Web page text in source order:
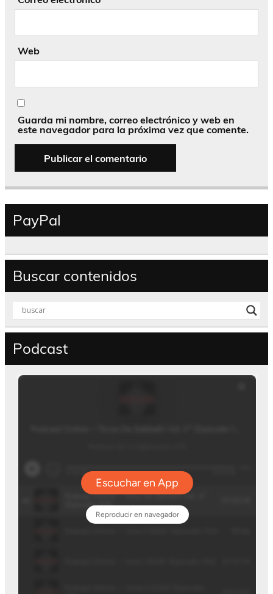
Web
Guarda mi nombre, correo electrónico y web en
este navegador para la próxima vez que comente.
PayPal
Buscar contenidos
Podcast